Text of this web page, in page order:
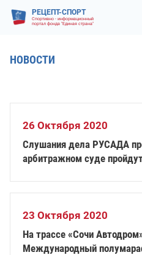
РЕЦЕПТ-СПОРТ
Спортивно - информационный
портал фонда "Единая страна"
НОВОСТИ
26 Октября 2020
Слушания дела РУСАДА
арбитражном суде
23 Октября 2020
На трассе «Сочи
Международный